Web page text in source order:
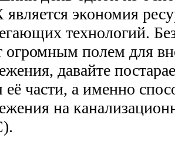
экономия
технологий.
огромным полем для
давайте
части, а именно
на